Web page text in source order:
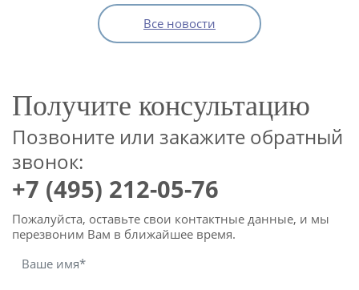
Все новости
Получите консультацию
Позвоните или закажите обратный
звонок:
+7 (495) 212-05-76
Пожалуйста, оставьте свои контактные данные, и мы
перезвоним Вам в ближайшее время.